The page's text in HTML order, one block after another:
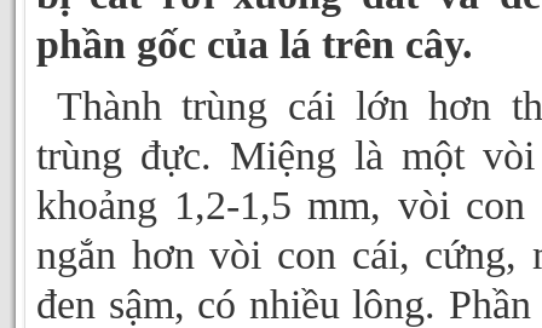
phần gốc của lá trên cây.
Thành trùng cái lớn hơn
trùng đực. Miệng là một
khoảng 1,2-1,5 mm, vòi con
ngắn hơn vòi con cái, cứng,
đen sậm, có nhiều lông. Phần